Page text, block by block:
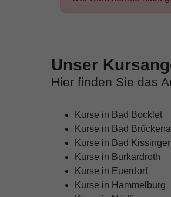
Unser
Hier finden Sie das
Kurse in Bad Bocklet
Kurse in Bad
Kurse in Bad
Kurse in Burkardroth
Kurse in Euerdorf
Kurse in Hammelburg